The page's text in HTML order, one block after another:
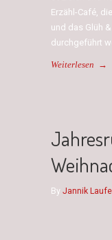
Erzähl-Café,
und das Glüh
durchgeführt
Weiterlesen →
By Jannik